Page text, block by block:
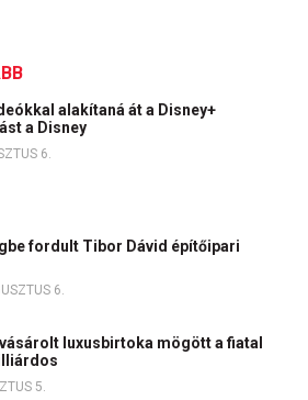
alakítaná át a Disney+
a Disney
6.
fordult Tibor Dávid építőipari
6.
luxusbirtoka mögött a fiatal
5.